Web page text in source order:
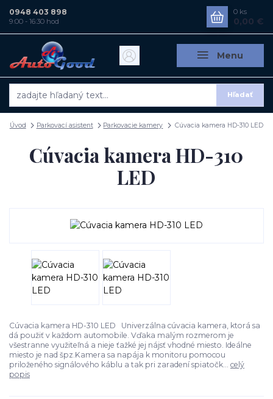
Menu
Hľadať
0948 403 898
9:00 - 16:30 hod
0 ks
0,00 €
Úvod Parkovací asistent Parkovacie kamery Cúvacia kamera HD-310 LED
Cúvacia kamera HD-310
LED
Cúvacia kamera HD-310 LED Univerzálna cúvacia kamera, ktorá sa
dá použiť v každom automobile. Vďaka malým rozmerom je
všestranne využiteľná a nieje ťažké jej nájsť vhodné miesto. Ideálne
miesto je nad špz.Kamera sa napája k monitoru pomocou
priloženého signálového káblu a tak pri zaradení spiatočk... celý
popis